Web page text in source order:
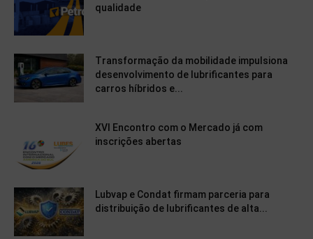
qualidade
Transformação da mobilidade impulsiona
desenvolvimento de lubrificantes para
carros híbridos e...
XVI Encontro com o Mercado já com
inscrições abertas
Lubvap e Condat firmam parceria para
distribuição de lubrificantes de alta...